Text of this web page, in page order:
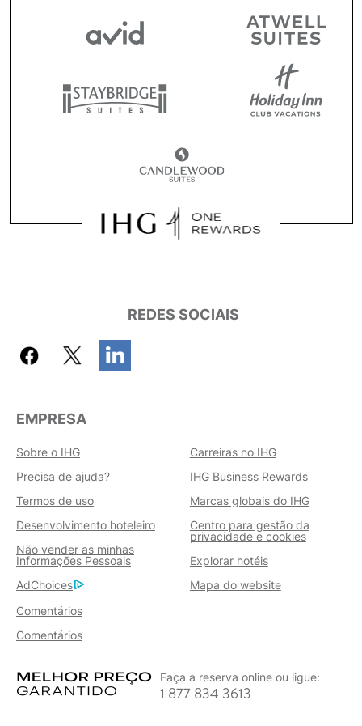
REDES SOCIAIS
EMPRESA
Sobre o IHG
Carreiras no IHG
Precisa de ajuda?
IHG Business Rewards
Termos de uso
Marcas globais do IHG
Desenvolvimento hoteleiro
Centro para gestão da
privacidade e cookies
Não vender as minhas
Informações Pessoais
Explorar hotéis
AdChoices
Mapa do website
Comentários
Comentários
Faça a reserva online ou ligue:
1 877 834 3613